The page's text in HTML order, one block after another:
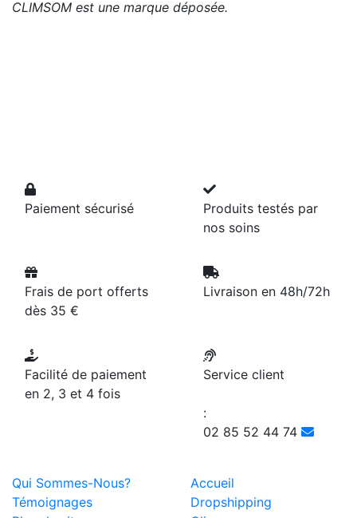
CLIMSOM est une marque déposée.
Paiement sécurisé
Produits testés par
nos soins
Frais de port offerts
dès 35 €
Livraison en 48h/72h
Facilité de paiement
en 2, 3 et 4 fois
Service client
:
02 85 52 44 74
Qui Sommes-Nous?
Accueil
Témoignages
Dropshipping